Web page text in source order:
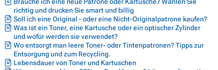
Brauche ich eine neue Patrone oder Kartusche? Wählen Sie
richtig und drucken Sie smart und billig
Soll ich eine Original - oder eine Nicht-Originalpatrone kaufen?
Was ist ein Toner, eine Kartusche oder ein optischer Zylinder
und wofür werden sie verwendet?
Wo entsorgt man leere Toner- oder Tintenpatronen? Tipps zur
Entsorgung und zum Recycling.
Lebensdauer von Toner und Kartuschen